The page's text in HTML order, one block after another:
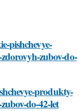
pishchevye-
zubov-do-
produkty-
do-42-let